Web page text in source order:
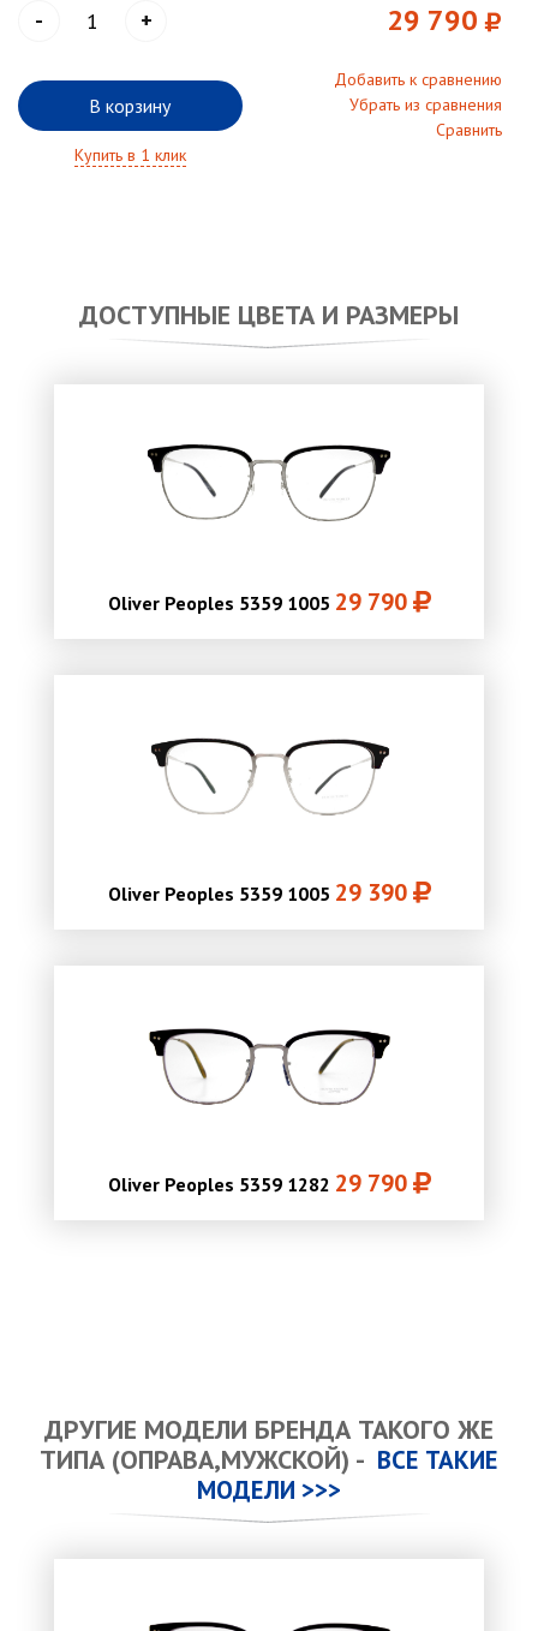
- + 29 790
В корзину
Добавить к сравнению
Убрать из сравнения
Сравнить
Купить в 1 клик
ДОСТУПНЫЕ ЦВЕТА И РАЗМЕРЫ
Oliver Peoples 5359 1005 29 790
Oliver Peoples 5359 1005 29 390
Oliver Peoples 5359 1282 29 790
ДРУГИЕ МОДЕЛИ БРЕНДА ТАКОГО ЖЕ
ТИПА (ОПРАВА,МУЖСКОЙ) - ВСЕ ТАКИЕ
МОДЕЛИ >>>